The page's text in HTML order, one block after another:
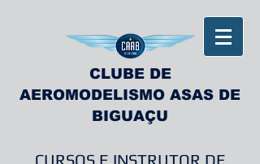
CLUBE DE
AEROMODELISMO ASAS DE
BIGUAÇU
CURSOS E INSTRUTOR DE